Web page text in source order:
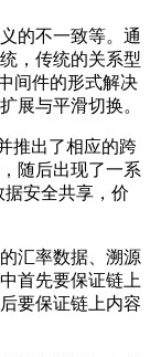
的不一致等。通
，传统的关系型
间件的形式解决
展与平滑切换。
推出了相应的跨
随后出现了一系
安全共享，价
汇率数据、溯源
首先要保证链上
要保证链上内容